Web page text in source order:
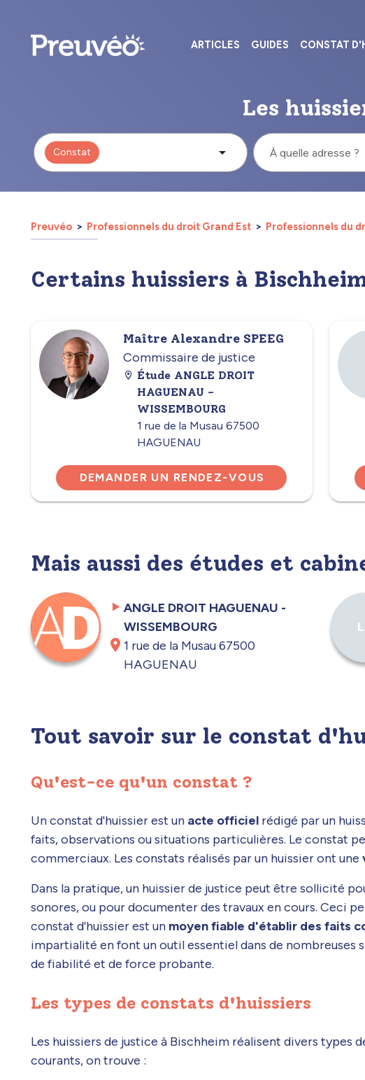
ARTICLES GUIDES CONSTAT
Les
Constat À quelle adresse ?
Preuvéo Professionnels du droit Grand Est Professionnels du
Certains huissiers à
Maître Alexandre SPEEG
Commissaire de justice
Étude ANGLE DROIT
HAGUENAU -
WISSEMBOURG
1 rue de la Musau 67500
HAGUENAU
DEMANDER UN RENDEZ-VOUS
Mais aussi des études et
ANGLE DROIT HAGUENAU -
WISSEMBOURG
1 rue de la Musau 67500
HAGUENAU
Tout savoir sur le constat
Qu'est-ce qu'un constat ?
Un constat d'huissier est un acte officiel rédigé par un
faits, observations ou situations particulières. Le constat
commerciaux. Les constats réalisés par un huissier ont une
Dans la pratique, un huissier de justice peut être sollicité
sonores, ou pour documenter des travaux en cours. Ceci
constat d'huissier est un moyen fiable d'établir des faits
impartialité en font un outil essentiel dans de
de fiabilité et de force probante.
Les types de constats d'huissiers
Les huissiers de justice à Bischheim réalisent divers types
courants, on trouve :